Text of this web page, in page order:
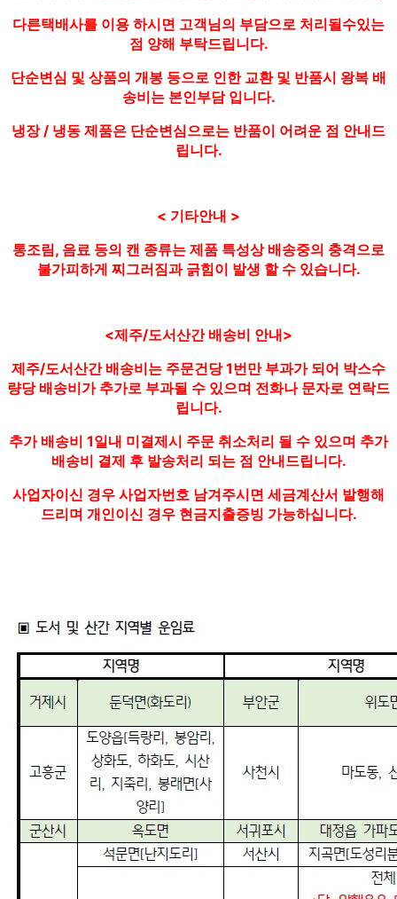
다른택배사를 이용 하시면 고객님의 부담으로 처리될수있는
점 양해 부탁드립니다.
단순변심 및 상품의 개봉 등으로 인한 교환 및 반품시 왕복 배
송비는 본인부담 입니다.
냉장 / 냉동 제품은 단순변심으로는 반품이 어려운 점 안내드
립니다.
< 기타안내 >
통조림, 음료 등의 캔 종류는 제품 특성상 배송중의 충격으로
불가피하게 찌그러짐과 긁힘이 발생 할 수 있습니다.
<제주/도서산간 배송비 안내>
제주/도서산간 배송비는 주문건당 1번만 부과가 되어 박스수
량당 배송비가 추가로 부과될 수 있으며 전화나 문자로 연락드
립니다.
추가 배송비 1일내 미결제시 주문 취소처리 될 수 있으며 추가
배송비 결제 후 발송처리 되는 점 안내드립니다.
사업자이신 경우 사업자번호 남겨주시면 세금계산서 발행해
드리며 개인이신 경우 현금지출증빙 가능하십니다.